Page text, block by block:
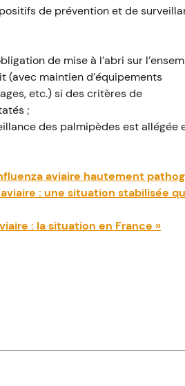
de prévention et de
de mise à l’abri sur
maintien d’équipements
etc.) si des critères de
;
des palmipèdes est allégée
aviaire hautement
: une situation stabilisée
: la situation en France »